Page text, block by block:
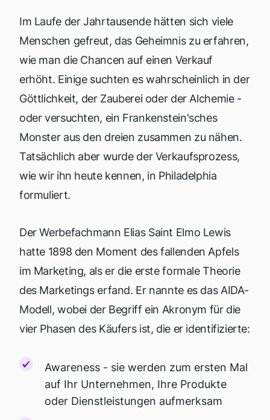
Im Laufe der Jahrtausende hätten sich viele
Menschen gefreut, das Geheimnis zu erfahren,
wie man die Chancen auf einen Verkauf
erhöht. Einige suchten es wahrscheinlich in der
Göttlichkeit, der Zauberei oder der Alchemie -
oder versuchten, ein Frankenstein'sches
Monster aus den dreien zusammen zu nähen.
Tatsächlich aber wurde der Verkaufsprozess,
wie wir ihn heute kennen, in Philadelphia
formuliert.
Der Werbefachmann Elias Saint Elmo Lewis
hatte 1898 den Moment des fallenden Apfels
im Marketing, als er die erste formale Theorie
des Marketings erfand. Er nannte es das AIDA-
Modell, wobei der Begriff ein Akronym für die
vier Phasen des Käufers ist, die er identifizierte:
Awareness - sie werden zum ersten Mal
auf Ihr Unternehmen, Ihre Produkte
oder Dienstleistungen aufmerksam